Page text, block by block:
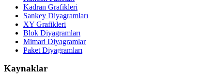
Kadran Grafikleri
Sankey Diyagramları
XY Grafikleri
Blok Diyagramları
Mimari Diyagramlar
Paket Diyagramları
Kaynaklar